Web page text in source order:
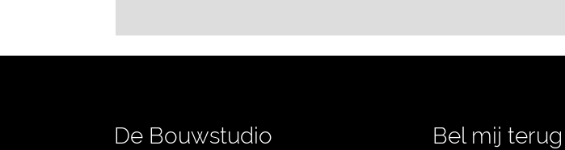
De Bouwstudio Bel mij terug